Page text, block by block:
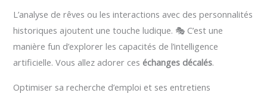
L’analyse de rêves ou les interactions avec des personnalités
historiques ajoutent une touche ludique. 🎭 C’est une
manière fun d’explorer les capacités de l’intelligence
artificielle. Vous allez adorer ces échanges décalés.
Optimiser sa recherche d’emploi et ses entretiens